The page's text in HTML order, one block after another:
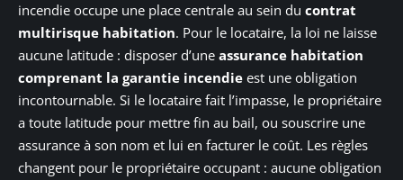
incendie occupe une place centrale au sein du contrat
multirisque habitation. Pour le locataire, la loi ne laisse
aucune latitude : disposer d’une assurance habitation
comprenant la garantie incendie est une obligation
incontournable. Si le locataire fait l’impasse, le propriétaire
a toute latitude pour mettre fin au bail, ou souscrire une
assurance à son nom et lui en facturer le coût. Les règles
changent pour le propriétaire occupant : aucune obligation